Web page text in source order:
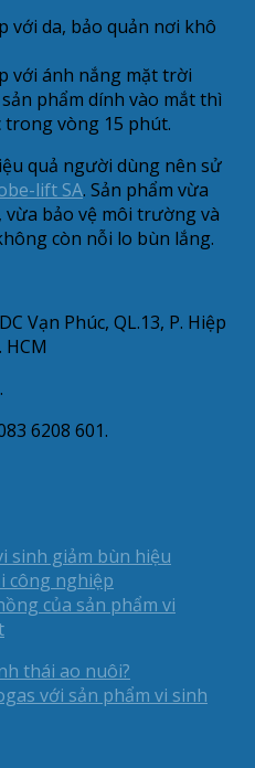
với da, bảo quản nơi khô
với ánh nắng mặt trời
phẩm dính vào mắt thì
trong vòng 15 phút.
quả người dùng nên sử
lift SA. Sản phẩm vừa
bảo vệ môi trường và
còn nỗi lo bùn lắng.
Vạn Phúc, QL.13, P. Hiệp
6208 601.
sinh giảm bùn hiệu
công nghiệp
của sản phẩm vi
thái ao nuôi?
với sản phẩm vi sinh